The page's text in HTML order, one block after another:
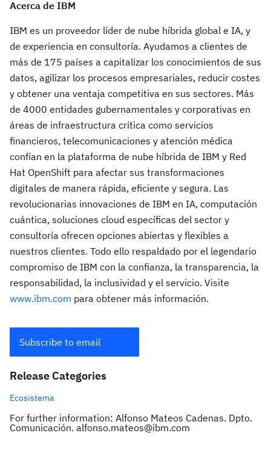
Acerca de IBM
IBM es un proveedor líder de nube híbrida global e IA, y
de experiencia en consultoría. Ayudamos a clientes de
más de 175 países a capitalizar los conocimientos de sus
datos, agilizar los procesos empresariales, reducir costes
y obtener una ventaja competitiva en sus sectores. Más
de 4000 entidades gubernamentales y corporativas en
áreas de infraestructura crítica como servicios
financieros, telecomunicaciones y atención médica
confían en la plataforma de nube híbrida de IBM y Red
Hat OpenShift para afectar sus transformaciones
digitales de manera rápida, eficiente y segura. Las
revolucionarias innovaciones de IBM en IA, computación
cuántica, soluciones cloud específicas del sector y
consultoría ofrecen opciones abiertas y flexibles a
nuestros clientes. Todo ello respaldado por el legendario
compromiso de IBM con la confianza, la transparencia, la
responsabilidad, la inclusividad y el servicio. Visite
www.ibm.com para obtener más información.
Subscribe to email
Release Categories
Ecosistema
For further information: Alfonso Mateos Cadenas. Dpto.
Comunicación. alfonso.mateos@ibm.com